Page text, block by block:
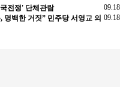
09.18
전쟁' 단체관람
09.18
명백한 거짓” 민주당 서영교 의